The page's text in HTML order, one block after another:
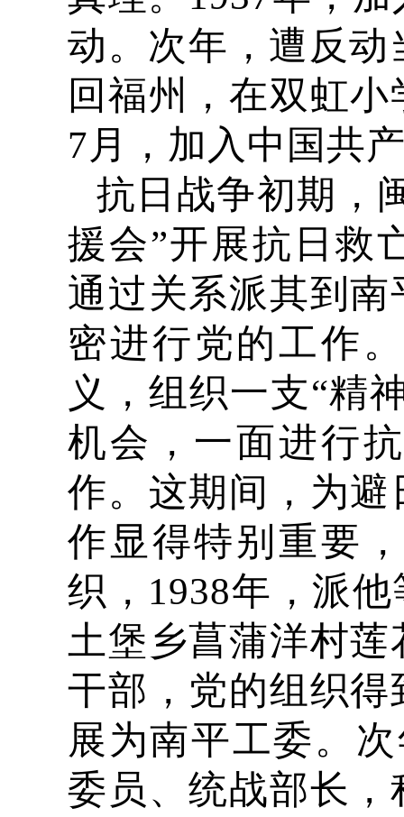
动。次年，遭反动
回福州，在双虹
7月，加入中国共
抗日战争初期，
援会”开展抗日救
通过关系派其到
密进行党的工作
义，组织一支“精
机会，一面进行
作。这期间，为
作显得特别重要
织，1938年，派
土堡乡菖蒲洋村
干部，党的组织
展为南平工委。
委员、统战部长